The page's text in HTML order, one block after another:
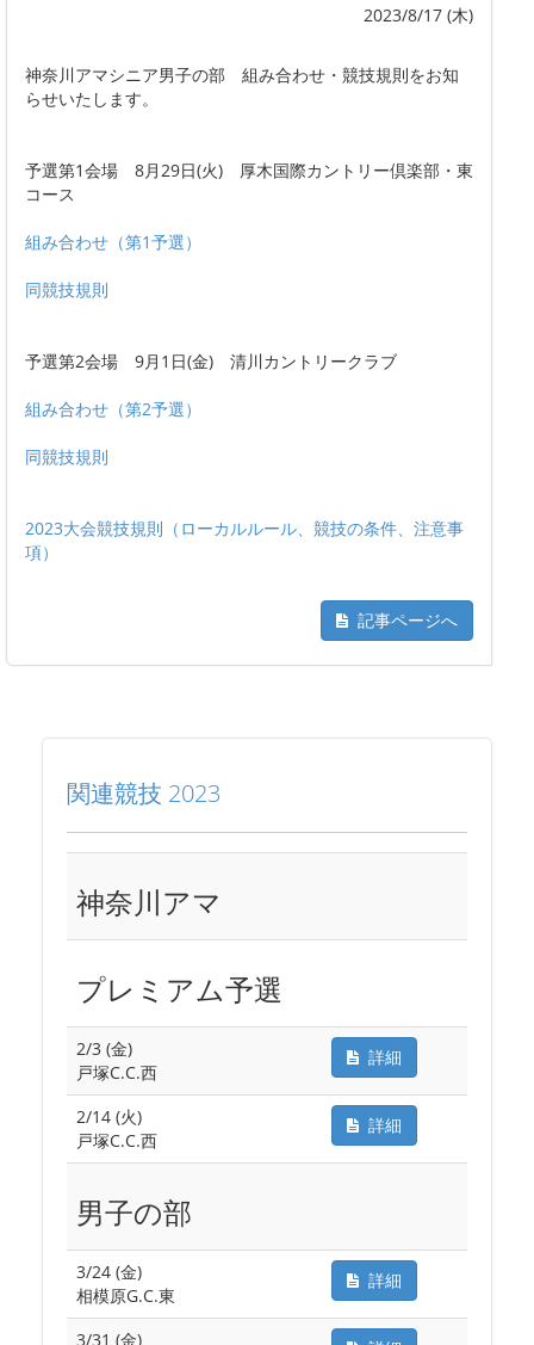
2023/8/17 (木)
神奈川アマシニア男子の部 組み合わせ・競技規則をお知
らせいたします。
予選第1会場 8月29日(火) 厚木国際カントリー倶楽部・東
コース
組み合わせ（第1予選）
同競技規則
予選第2会場 9月1日(金) 清川カントリークラブ
組み合わせ（第2予選）
同競技規則
2023大会競技規則（ローカルルール、競技の条件、注意事
項）
記事ページへ
関連競技 2023
神奈川アマ
プレミアム予選
2/3 (金)
戸塚C.C.西
詳細
2/14 (火)
戸塚C.C.西
詳細
男子の部
3/24 (金)
相模原G.C.東
詳細
3/31 (金)